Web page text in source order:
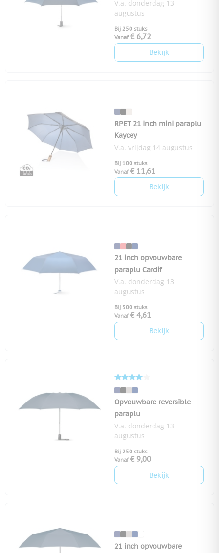
V.a. donderdag 13
augustus
Bij 250 stuks
Vanaf € 6,72
Bekijk
RPET 21 inch mini paraplu
Kaycey
V.a. vrijdag 14 augustus
Bij 100 stuks
Vanaf € 11,61
Bekijk
21 inch opvouwbare
paraplu Cardif
V.a. donderdag 13
augustus
Bij 500 stuks
Vanaf € 4,61
Bekijk
Opvouwbare reversible
paraplu
V.a. donderdag 13
augustus
Bij 250 stuks
Vanaf € 9,00
Bekijk
21 inch opvouwbare